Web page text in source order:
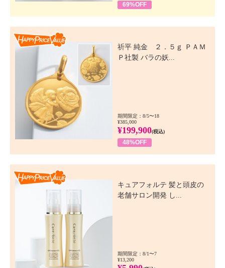
69%OFF
祈平 純金 ２．５ｇ ＰＡＭ
Ｐ社製 バラの妖...
期間限定：8/5〜18
¥385,000
¥199,900(税込)
48%OFF
キュアフォルテ 髪と頭皮の
老舗サロン開発 し...
期間限定：8/1〜7
¥13,200